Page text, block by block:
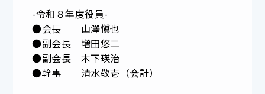
-令和８年度役員-
●会長 山澤愼也
●副会長 増田悠二
●副会長 木下瑛治
●幹事 清水敬壱（会計）